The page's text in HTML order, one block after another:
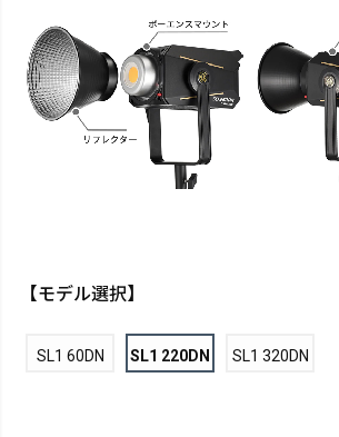
【モデル選択】
SL1 60DN SL1 220DN SL1 320DN